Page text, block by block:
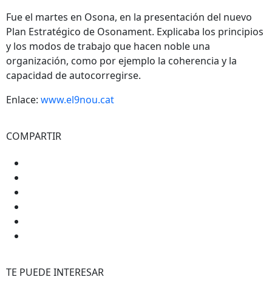
Fue el martes en Osona, en la presentación del nuevo
Plan Estratégico de Osonament. Explicaba los principios
y los modos de trabajo que hacen noble una
organización, como por ejemplo la coherencia y la
capacidad de autocorregirse.
Enlace: www.el9nou.cat
COMPARTIR
TE PUEDE INTERESAR